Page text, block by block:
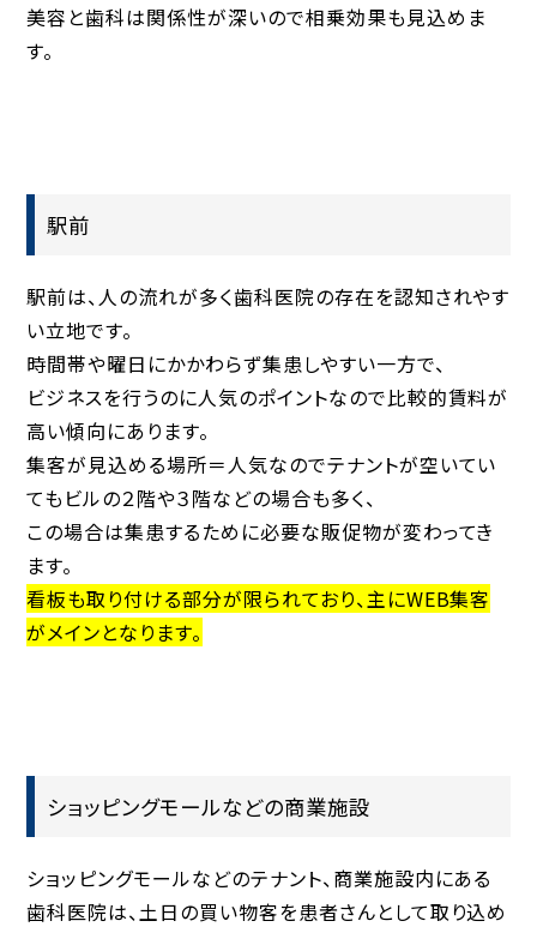
美容と歯科は関係性が深いので相乗効果も見込めま
す。
駅前
駅前は、人の流れが多く歯科医院の存在を認知されやす
い立地です。
時間帯や曜日にかかわらず集患しやすい一方で、
ビジネスを行うのに人気のポイントなので比較的賃料が
高い傾向にあります。
集客が見込める場所＝人気なのでテナントが空いてい
てもビルの２階や３階などの場合も多く、
この場合は集患するために必要な販促物が変わってき
ます。
看板も取り付ける部分が限られており、主にWEB集客
がメインとなります。
ショッピングモールなどの商業施設
ショッピングモールなどのテナント、商業施設内にある
歯科医院は、土日の買い物客を患者さんとして取り込め